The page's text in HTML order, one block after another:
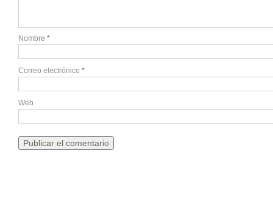
Nombre *
Correo electrónico *
Web